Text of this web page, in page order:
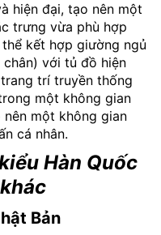
hiện đại, tạo nên một
trưng vừa phù hợp
kết hợp giường ngủ
với tủ đồ hiện
trí truyền thống
một không gian
một không gian
cá nhân.
Hàn Quốc
Bản